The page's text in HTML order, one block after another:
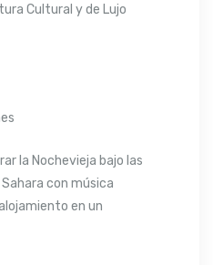
Cultural y de Lujo
la Nochevieja bajo las
con música
en un